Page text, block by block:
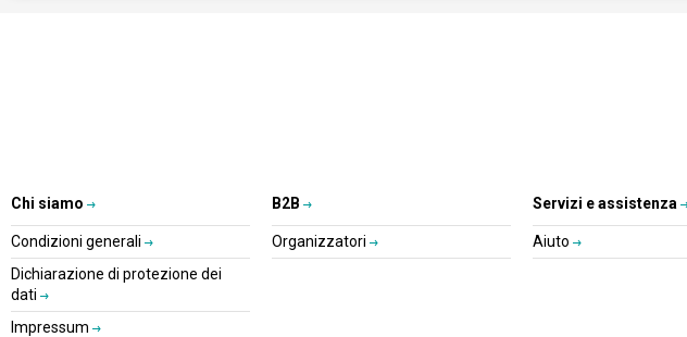
Chi siamo
Condizioni generali
Dichiarazione di protezione dei
dati
Impressum
B2B
Organizzatori
Servizi e assistenza
Aiuto